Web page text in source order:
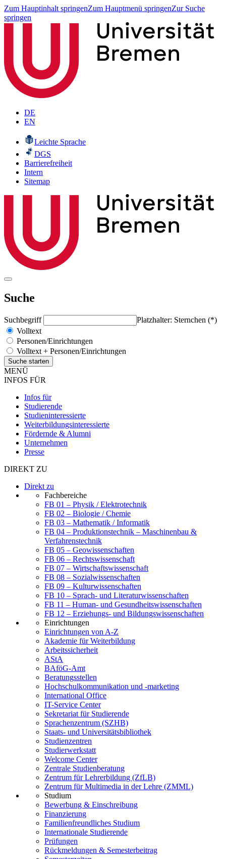
Zum Hauptinhalt springenZum Hauptmenü springenZur Suche
springen
DE
EN
Leichte Sprache
DGS
Barrierefreiheit
Intern
Sitemap
Suche
Suchbegriff
Platzhalter: Sternchen (*)
Volltext
Personen/Einrichtungen
Volltext + Personen/Einrichtungen
MENÜ
INFOS FÜR
Infos für
Studierende
Studieninteressierte
Weiterbildungsinteressierte
Fördernde & Alumni
Unternehmen
Presse
DIREKT ZU
Direkt zu
Fachbereiche
FB 01 – Physik / Elektrotechnik
FB 02 – Biologie / Chemie
FB 03 – Mathematik / Informatik
FB 04 – Produktionstechnik – Maschinenbau &
Verfahrenstechnik
FB 05 – Geowissenschaften
FB 06 – Rechtswissenschaft
FB 07 – Wirtschaftswissenschaft
FB 08 – Sozialwissenschaften
FB 09 – Kulturwissenschaften
FB 10 – Sprach- und Literaturwissenschaften
FB 11 – Human- und Gesundheitswissenschaften
FB 12 – Erziehungs- und Bildungswissenschaften
Einrichtungen
Einrichtungen von A-Z
Akademie für Weiterbildung
Arbeitssicherheit
AStA
BAföG-Amt
Beratungsstellen
Hochschulkommunikation und -marketing
International Office
IT-Service Center
Sekretariat für Studierende
Sprachenzentrum (SZHB)
Staats- und Universitätsbibliothek
Studienzentren
Studierwerkstatt
Welcome Center
Zentrale Studienberatung
Zentrum für Lehrerbildung (ZfLB)
Zentrum für Multimedia in der Lehre (ZMML)
Studium
Bewerbung & Einschreibung
Finanzierung
Familienfreundliches Studium
Internationale Studierende
Prüfungen
Rückmeldungen & Semesterbeitrag